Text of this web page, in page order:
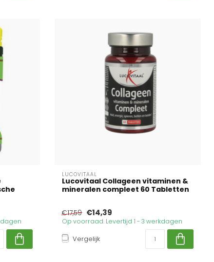
LUCOVITAAL
Lucovitaal Collageen vitaminen &
mineralen compleet 60 Tabletten
€17,59 €14,39
Op voorraad. Levertijd 1 - 3 werkdagen
Vergelijk